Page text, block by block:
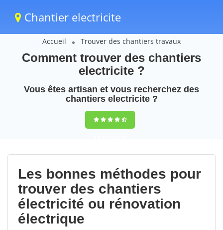
Chantier electricite
Accueil Trouver des chantiers travaux
Comment trouver des chantiers
electricite ?
Vous êtes artisan et vous recherchez des
chantiers electricite ?
9,5(100%)59
votes
Les bonnes méthodes pour
trouver des chantiers
électricité ou rénovation
électrique